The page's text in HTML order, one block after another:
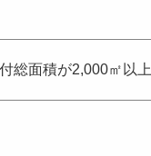
総面積が2,000㎡以上